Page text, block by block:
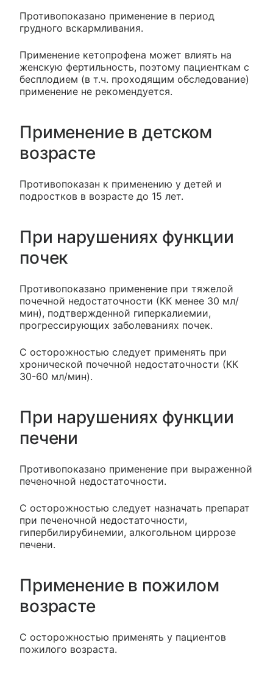
Противопоказано применение в период
грудного вскармливания.
Применение кетопрофена может влиять на
женскую фертильность, поэтому пациенткам с
бесплодием (в т.ч. проходящим обследование)
применение не рекомендуется.
Применение в детском
возрасте
Противопоказан к применению у детей и
подростков в возрасте до 15 лет.
При нарушениях функции
почек
Противопоказано применение при тяжелой
почечной недостаточности (КК менее 30 мл/
мин), подтвержденной гиперкалиемии,
прогрессирующих заболеваниях почек.
С осторожностью следует применять при
хронической почечной недостаточности (КК
30-60 мл/мин).
При нарушениях функции
печени
Противопоказано применение при выраженной
печеночной недостаточности.
С осторожностью следует назначать препарат
при печеночной недостаточности,
гипербилирубинемии, алкогольном циррозе
печени.
Применение в пожилом
возрасте
С осторожностью применять у пациентов
пожилого возраста.